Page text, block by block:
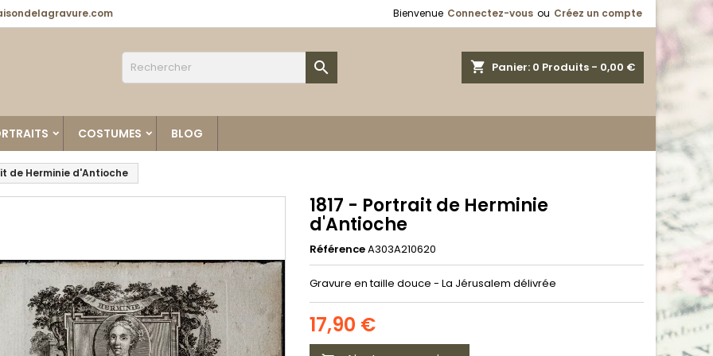
Bienvenue Connectez-vous ou Créez un compte
shopping_cart Panier: 0 Produits - 0,00 €

COSTUMES BLOG
de Herminie d'Antioche
1817 - Portrait de Herminie
d'Antioche
RéférenceA303A210620
Gravure en taille douce - La Jérusalem délivrée
17,90 €